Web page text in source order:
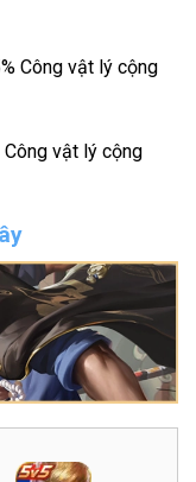
Công vật lý cộng
vật lý cộng